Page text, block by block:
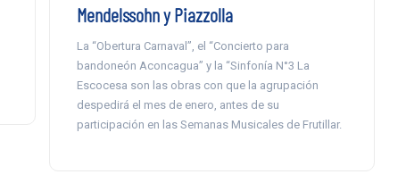
Mendelssohn y Piazzolla
La “Obertura Carnaval”, el “Concierto para
bandoneón Aconcagua” y la “Sinfonía N°3 La
Escocesa son las obras con que la agrupación
despedirá el mes de enero, antes de su
participación en las Semanas Musicales de Frutillar.